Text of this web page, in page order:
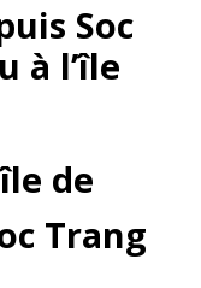
Soc
à l’île
de
Trang